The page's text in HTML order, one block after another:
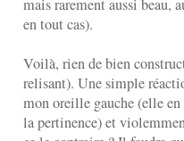
mais rarement aussi beau,
en tout cas).
Voilà, rien de bien
relisant). Une simple
mon oreille gauche (elle
la pertinence) et